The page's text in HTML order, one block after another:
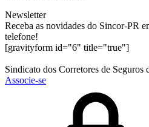
Newsletter
Receba as novidades do Sincor-PR
telefone!
[gravityform id="6" title="true"]
Sindicato dos Corretores de Seguros
Associe-se